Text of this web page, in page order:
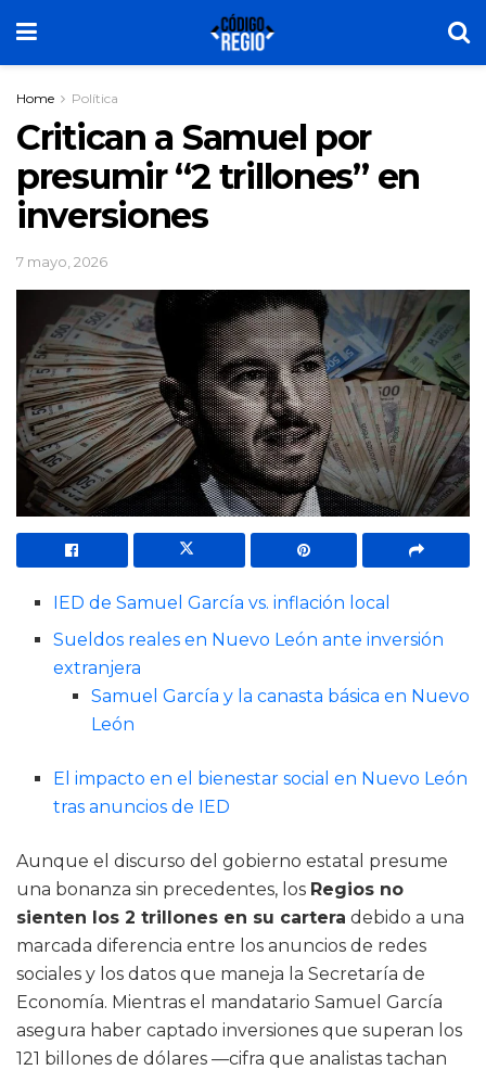
Home Política
Critican a Samuel por
presumir “2 trillones” en
inversiones
7 mayo, 2026
IED de Samuel García vs. inflación local
Sueldos reales en Nuevo León ante inversión
extranjera
Samuel García y la canasta básica en Nuevo
León
El impacto en el bienestar social en Nuevo León
tras anuncios de IED
Aunque el discurso del gobierno estatal presume
una bonanza sin precedentes, los Regios no
sienten los 2 trillones en su cartera debido a una
marcada diferencia entre los anuncios de redes
sociales y los datos que maneja la Secretaría de
Economía. Mientras el mandatario Samuel García
asegura haber captado inversiones que superan los
121 billones de dólares —cifra que analistas tachan